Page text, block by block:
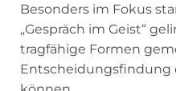
Besonders im Fokus
„Gespräch im Geist“
tragfähige Formen
Entscheidungsfindung